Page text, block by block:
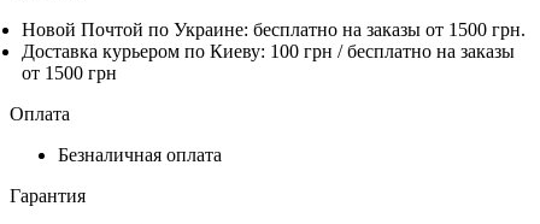
Новой Почтой по Украине: бесплатно на заказы от 1500 грн.
Доставка курьером по Киеву: 100 грн /бесплатно на заказы
от 1500 грн
Оплата
Безналичная оплата
Гарантия